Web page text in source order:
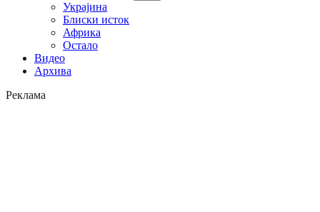
Украјина
Блиски исток
Африка
Остало
Видео
Архива
Реклама